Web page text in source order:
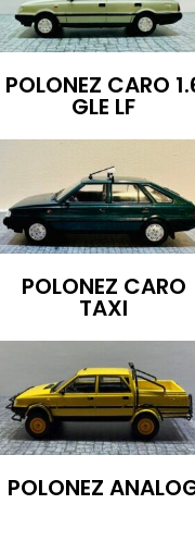
POLONEZ CARO
GLE LF
POLONEZ CARO
TAXI
POLONEZ